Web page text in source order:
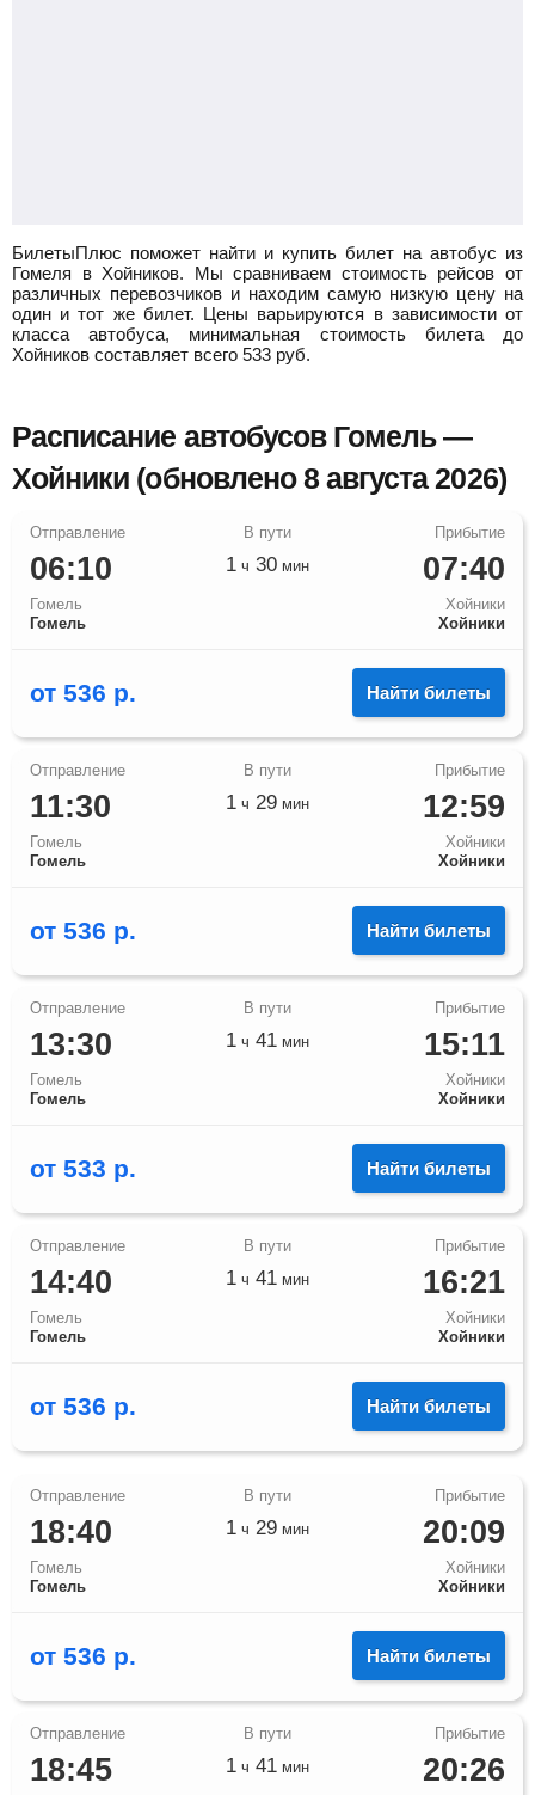
БилетыПлюс поможет найти и купить билет на автобус из
Гомеля в Хойников.
Мы сравниваем стоимость рейсов от
различных перевозчиков и находим самую низкую цену на
один и тот же билет. Цены варьируются в зависимости от
класса автобуса, минимальная стоимость билета до
Хойников составляет всего 533 руб.
Расписание автобусов Гомель —
Хойники (обновлено 8 августа 2026)
06:10
Гомель
Гомель
07:40
Хойники
Хойники
1 ч 30 мин
от 536 р. Найти билеты
11:30
Гомель
Гомель
12:59
Хойники
Хойники
1 ч 29 мин
от 536 р. Найти билеты
13:30
Гомель
Гомель
15:11
Хойники
Хойники
1 ч 41 мин
от 533 р. Найти билеты
14:40
Гомель
Гомель
16:21
Хойники
Хойники
1 ч 41 мин
от 536 р. Найти билеты
18:40
Гомель
Гомель
20:09
Хойники
Хойники
1 ч 29 мин
от 536 р. Найти билеты
18:45 20:26
1 ч 41 мин